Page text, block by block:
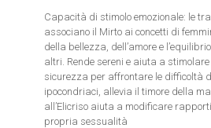
Capacità di stimolo emozionale: le
associano il Mirto ai concetti di
della bellezza, dell’amore e
altri. Rende sereni e aiuta a
sicurezza per affrontare le difficoltà
ipocondriaci, allevia il timore della
all’Elicriso aiuta a modificare
propria sessualità